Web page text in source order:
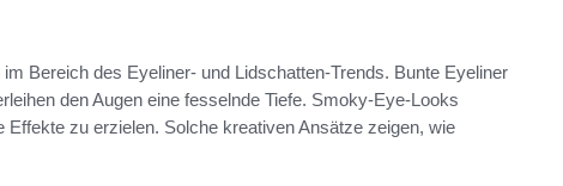
Bereich des Eyeliner- und Lidschatten-Trends. Bunte Eyeliner
den Augen eine fesselnde Tiefe. Smoky-Eye-Looks
zu erzielen. Solche kreativen Ansätze zeigen, wie